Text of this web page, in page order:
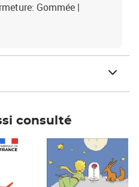
Gommée |
consulté
Prix 7,50€